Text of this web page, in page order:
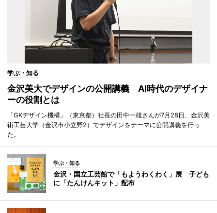
学ぶ・知る
金沢美大でデザインの公開講義 AI時代のデザイナ
ーの役割とは
「GKデザイン機構」（東京都）社長の田中一雄さんが7月28日、金沢美
術工芸大学（金沢市小立野2）でデザインをテーマに公開講義を行っ
た。
学ぶ・知る
金沢・国立工芸館で「もようわくわく」展 子ども
に「たんけんキット」配布